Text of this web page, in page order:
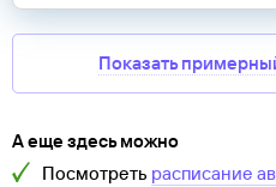
Показать
А еще здесь можно
Посмотреть расписание